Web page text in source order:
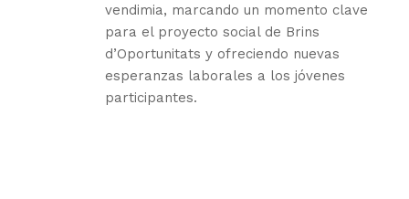
vendimia, marcando un momento clave
para el proyecto social de Brins
d’Oportunitats y ofreciendo nuevas
esperanzas laborales a los jóvenes
participantes.